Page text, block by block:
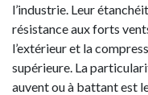
l’industrie. Leur
résistance aux forts
l’extérieur et la
supérieure. La
auvent ou à battant est